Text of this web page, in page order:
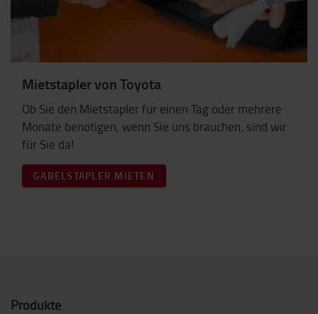
Mietstapler von Toyota
Ob Sie den Mietstapler für einen Tag oder mehrere
Monate benötigen, wenn Sie uns brauchen, sind wir
für Sie da!
GABELSTAPLER MIETEN
Produkte